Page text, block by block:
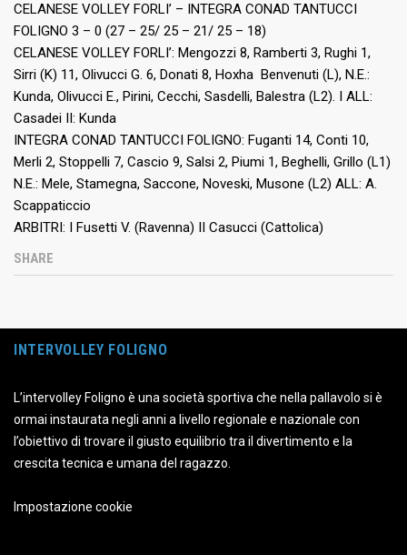
CELANESE VOLLEY FORLI’ – INTEGRA CONAD TANTUCCI
FOLIGNO 3 – 0 (27 – 25/ 25 – 21/ 25 – 18)
CELANESE VOLLEY FORLI’: Mengozzi 8, Ramberti 3, Rughi 1,
Sirri (K) 11, Olivucci G. 6, Donati 8, Hoxha Benvenuti (L), N.E.:
Kunda, Olivucci E., Pirini, Cecchi, Sasdelli, Balestra (L2). I ALL:
Casadei II: Kunda
INTEGRA CONAD TANTUCCI FOLIGNO: Fuganti 14, Conti 10,
Merli 2, Stoppelli 7, Cascio 9, Salsi 2, Piumi 1, Beghelli, Grillo (L1)
N.E.: Mele, Stamegna, Saccone, Noveski, Musone (L2) ALL: A.
Scappaticcio
ARBITRI: I Fusetti V. (Ravenna) II Casucci (Cattolica)
SHARE
INTERVOLLEY FOLIGNO
L’intervolley Foligno è una società sportiva che nella pallavolo si è
ormai instaurata negli anni a livello regionale e nazionale con
l’obiettivo di trovare il giusto equilibrio tra il divertimento e la
crescita tecnica e umana del ragazzo.
Impostazione cookie